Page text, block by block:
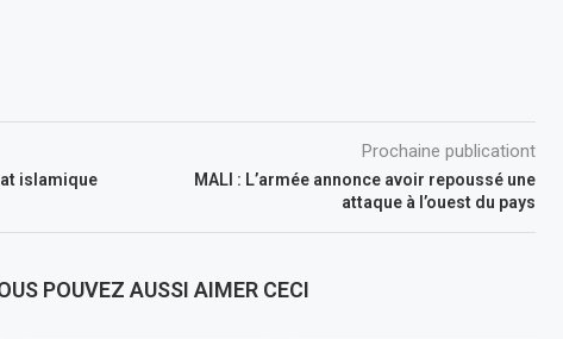
islamique
Prochaine publicationt
MALI : L’armée annonce avoir repoussé une
attaque à l’ouest du pays
POUVEZ AUSSI AIMER CECI